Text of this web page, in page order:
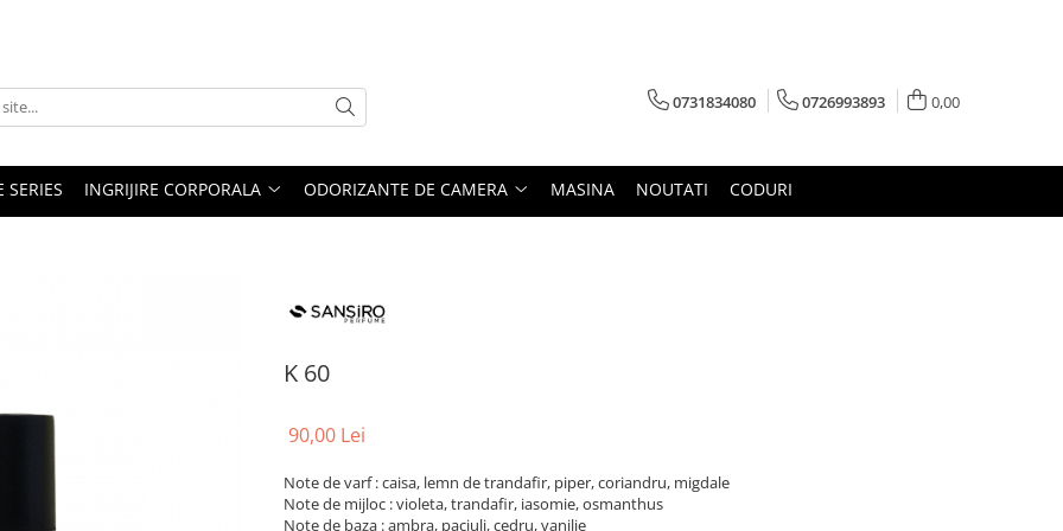
0731834080 0726993893 0,00
SERIES INGRIJIRE CORPORALA ODORIZANTE DE CAMERA MASINA NOUTATI CODURI
K 60
90,00 Lei
Note de varf : caisa, lemn de trandafir, piper, coriandru, migdale
Note de mijloc : violeta, trandafir, iasomie, osmanthus
Note de baza : ambra, paciuli, cedru, vanilie